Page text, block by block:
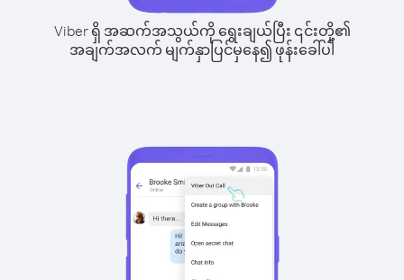
Viber ရှိ အဆက်အသွယ်ကို ရွေးချယ်ပြီး ၎င်းတို့၏
အချက်အလက် မျက်နှာပြင်မှနေ၍ ဖုန်းခေါ်ပါ